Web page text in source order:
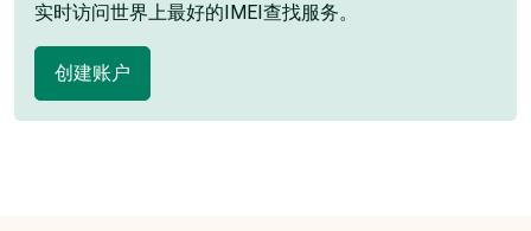
实时访问世界上最好的IMEI查找服务。
创建账户